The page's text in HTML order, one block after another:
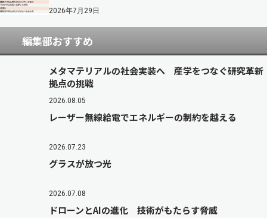
2026年7月29日
編集部おすすめ
メタマテリアルの社会実装へ 産学をつなぐ研究革新
拠点の挑戦
2026.08.05
レーザー無線給電でエネルギーの制約を越える
2026.07.23
グラスが放つ光
2026.07.08
ドローンとAIの進化 技術がもたらす脅威